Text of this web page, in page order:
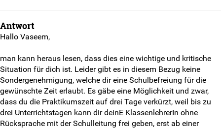
Eure Fragen
Kontaktformular
SV-Kontakt
Anmeldeformular
Antwort
Hallo Vaseem,
man kann heraus lesen, dass dies eine wichtige und kritische
Situation für dich ist. Leider gibt es in diesem Bezug keine
Sondergenehmigung, welche dir eine Schulbefreiung für die
gewünschte Zeit erlaubt. Es gäbe eine Möglichkeit und zwar,
dass du die Praktikumszeit auf drei Tage verkürzt, weil bis zu
drei Unterrichtstagen kann dir deinE KlassenlehrerIn ohne
Rücksprache mit der Schulleitung frei geben, erst ab einer